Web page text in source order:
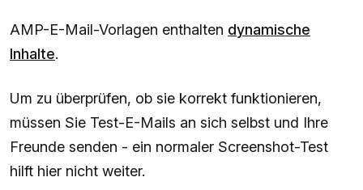
AMP-E-Mail-Vorlagen enthalten dynamische
Inhalte.
Um zu überprüfen, ob sie korrekt funktionieren,
müssen Sie Test-E-Mails an sich selbst und Ihre
Freunde senden - ein normaler Screenshot-Test
hilft hier nicht weiter.